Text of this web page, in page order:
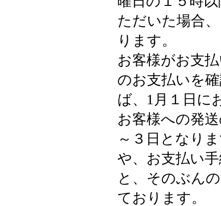
ただいた場合
ります。
お客様がお支
のお支払いを
ば、1月１日に
お客様への発
～３日となり
や、お支払い
と、そのぶん
ております。